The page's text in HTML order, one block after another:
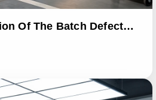
Of The Batch Defect